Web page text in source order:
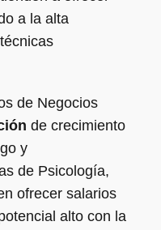
a la alta
técnicas
de Negocios
de crecimiento
y
de Psicología,
ofrecer salarios
alto con la